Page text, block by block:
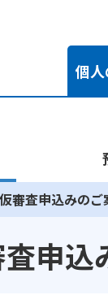
個
審査申込みのご
申込